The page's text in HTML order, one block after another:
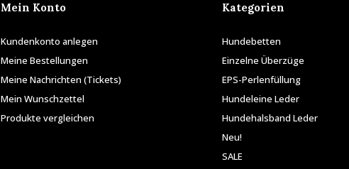
Mein Konto
Kundenkonto anlegen
Meine Bestellungen
Meine Nachrichten (Tickets)
Mein Wunschzettel
Produkte vergleichen
Kategorien
Hundebetten
Einzelne Überzüge
EPS-Perlenfüllung
Hundeleine Leder
Hundehalsband Leder
Neu!
SALE